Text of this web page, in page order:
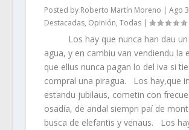
Posted by Roberto Martín Moreno | Ago
Destacadas, Opinión, Todas|
Los hay que nunca han dau un
agua, y en cambiu van vendiendu la
que ellus nunca pagan lo del iva si
compral una piragua. Los hay,que
estandu jubilaus, cometin con
osadía, de andal siempri paí de
busca de elefantis y venaus. Los